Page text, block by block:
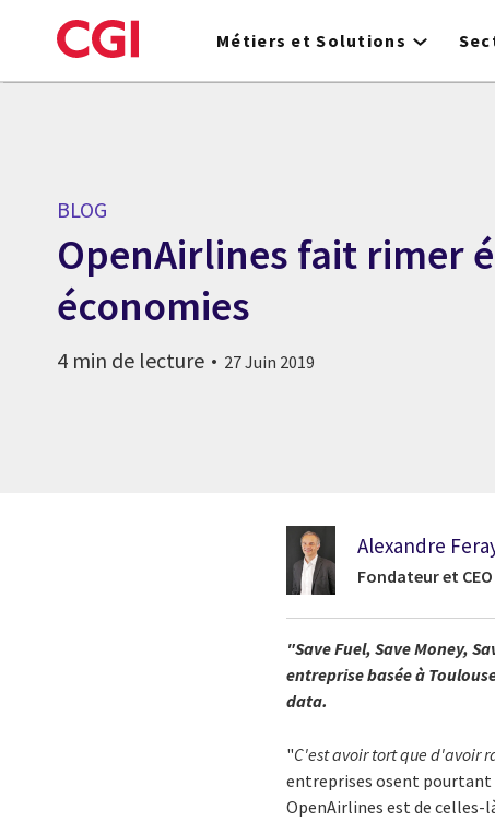
to
Métiers et Solutions
BLOG
OpenAirlines fait rimer
économies
4 min de lecture 27 Juin 2019
Alexandre
Fondateur et
"Save Fuel, Save Money,
entreprise basée à
data.
"C'est avoir tort que d'avoir
entreprises osent pourtant
OpenAirlines est de celles-